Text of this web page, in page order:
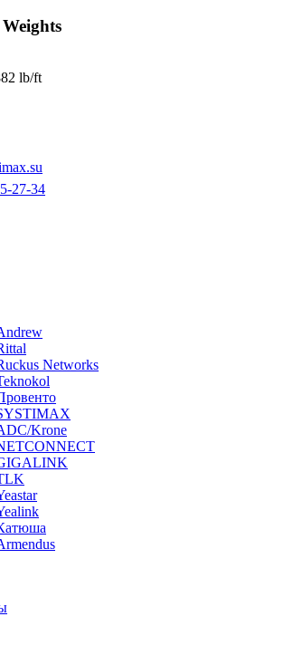
lb/ft
27-34
Networks
Krone